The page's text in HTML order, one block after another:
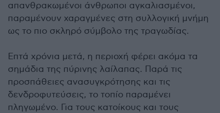
απανθρακωμένοι άνθρωποι αγκαλιασμένοι,
παραμένουν χαραγμένες στη συλλογική μνήμη
ως το πιο σκληρό σύμβολο της τραγωδίας.
Επτά χρόνια μετά, η περιοχή φέρει ακόμα τα
σημάδια της πύρινης λαίλαπας. Παρά τις
προσπάθειες ανασυγκρότησης και τις
δενδροφυτεύσεις, το τοπίο παραμένει
πληγωμένο. Για τους κατοίκους και τους